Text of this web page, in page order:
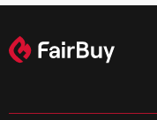
Чи можна
сумку як